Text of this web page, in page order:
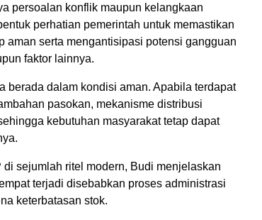
persoalan konflik maupun kelangkaan
perhatian pemerintah untuk memastikan
aman serta mengantisipasi potensi gangguan
faktor lainnya.
berada dalam kondisi aman. Apabila terdapat
pasokan, mekanisme distribusi
kebutuhan masyarakat tetap dapat
sejumlah ritel modern, Budi menjelaskan
terjadi disebabkan proses administrasi
keterbatasan stok.